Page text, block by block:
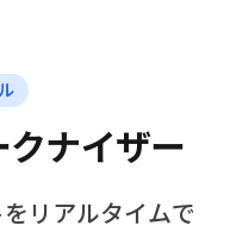
クナイザー
リアルタイムで